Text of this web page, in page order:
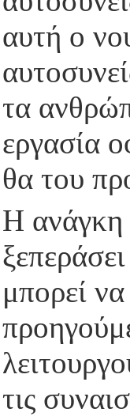
αυτή ο
τα
εργασία
θα του
Η ανάγκη
μπορεί
τις